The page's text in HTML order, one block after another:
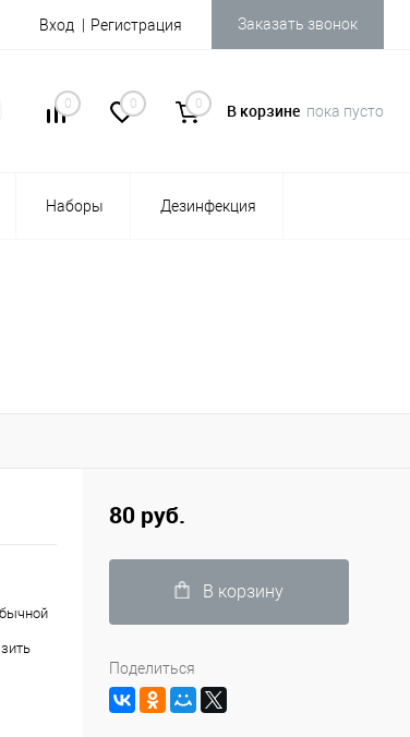
Вход Регистрация Заказать звонок
0 0 0 В корзине пока пусто
Наборы Дезинфекция
80 руб.
В корзину
Поделиться